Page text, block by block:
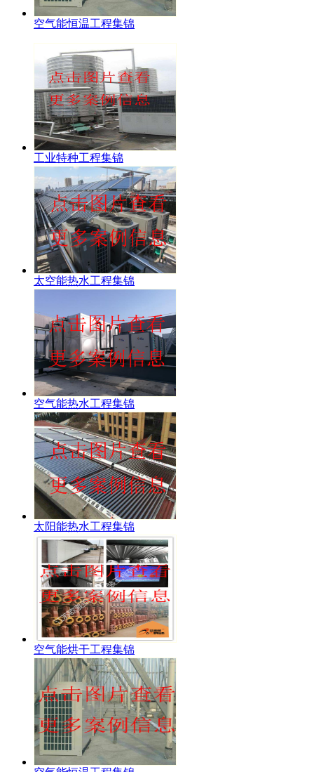
空气能恒温工程集锦
工业特种工程集锦
太空能热水工程集锦
空气能热水工程集锦
太阳能热水工程集锦
空气能烘干工程集锦